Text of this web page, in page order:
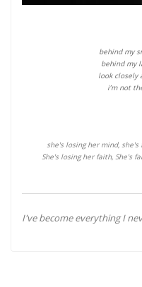
behind my
behind my
look closely
i’m not
she's losing her mind,
She's losing her faith, She's
I've become everything I